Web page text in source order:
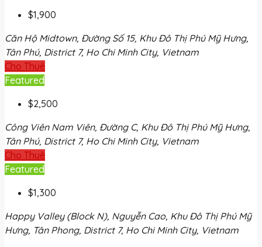
$1,900
Căn Hộ Midtown, Đường Số 15, Khu Đô Thị Phú Mỹ Hưng,
Tân Phú, District 7, Ho Chi Minh City, Vietnam
Cho Thuê
Featured
$2,500
Công Viên Nam Viên, Đường C, Khu Đô Thị Phú Mỹ Hưng,
Tân Phú, District 7, Ho Chi Minh City, Vietnam
Cho Thuê
Featured
$1,300
Happy Valley (Block N), Nguyễn Cao, Khu Đô Thị Phú Mỹ
Hưng, Tân Phong, District 7, Ho Chi Minh City, Vietnam